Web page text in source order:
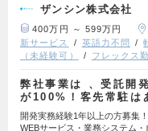
ザンシン株式会社
400万円 ～ 599万円
新サービス
英語力不問
（未経験可）
フレックス
弊社事業は 、受託開
が100%！客先常駐は
開発実務経験1年以上の方募集
WEBサービス・業務システム